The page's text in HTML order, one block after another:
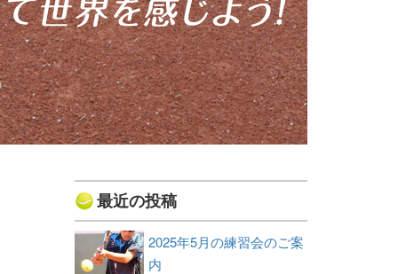
最近の投稿
2025年5月の練習会のご案
内